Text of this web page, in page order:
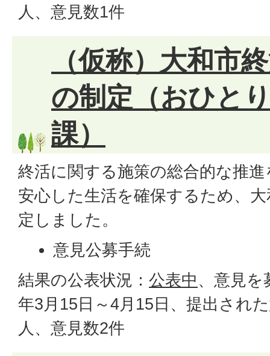
人、意見数1件
（仮称）大和市
の制定（おひと
課）
終活に関する施策の総合的な推
安心した生活を確保するため、
定しました。
意見公募手続
結果の公表状況： 公表中、意見を
年3月15日～4月15日、提出され
人、意見数2件